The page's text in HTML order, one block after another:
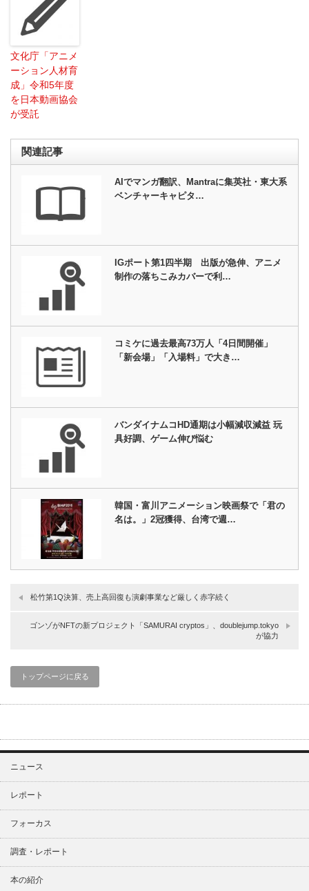
文化庁「アニメ
ーション人材育
成」令和5年度
を日本動画協会
が受託
関連記事
AIでマンガ翻訳、Mantraに集英社・東大系
ベンチャーキャピタ…
IGポート第1四半期 出版が急伸、アニメ
制作の落ちこみカバーで利…
コミケに過去最高73万人「4日間開催」
「新会場」「入場料」で大き…
バンダイナムコHD通期は小幅減収減益 玩
具好調、ゲーム伸び悩む
韓国・富川アニメーション映画祭で「君の
名は。」2冠獲得、台湾で週…
松竹第1Q決算、売上高回復も演劇事業など厳しく赤字続く
ゴンゾがNFTの新プロジェクト「SAMURAI cryptos」、doublejump.tokyo
が協力
トップページに戻る
ニュース
レポート
フォーカス
調査・レポート
本の紹介